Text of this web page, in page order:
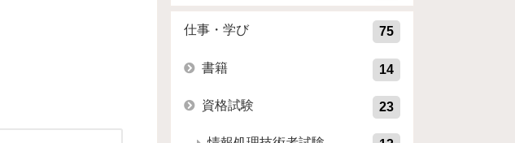
仕事・学び 75
書籍 14
資格試験 23